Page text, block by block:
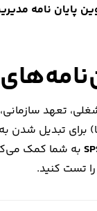
پایان نامه
تعهد
تبدیل شدن به
به شما کمک
تست کنید.